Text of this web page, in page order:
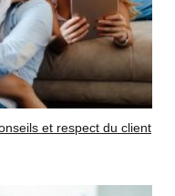
et respect du client